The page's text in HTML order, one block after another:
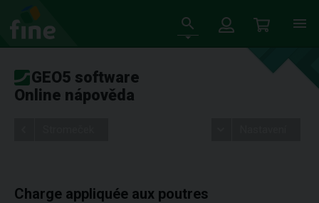
GEO5 software
Online nápověda
Charge appliquée aux poutres